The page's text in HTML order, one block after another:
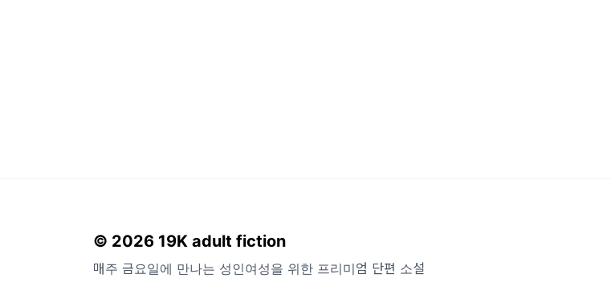
© 2026 19K adult fiction
매주 금요일에 만나는 성인여성을 위한 프리미엄 단편 소설